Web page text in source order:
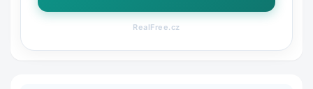
RealFree.cz